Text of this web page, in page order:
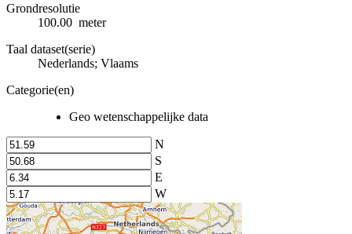
Grondresolutie
100.00 meter
Taal dataset(serie)
Nederlands; Vlaams
Categorie(en)
Geo wetenschappelijke data
N
S
E
W